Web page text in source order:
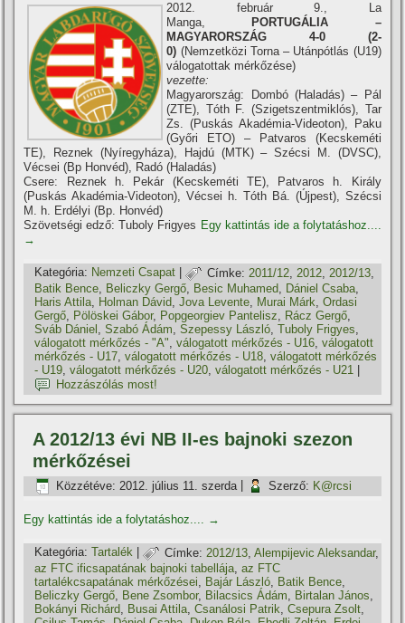
2012. február 9., La
Manga,
PORTUGÁLIA –
MAGYARORSZÁG 4-0 (2-
0) (Nemzetközi Torna – Utánpótlás (U19)
válogatottak mérkőzése)
vezette:
Magyarország: Dombó (Haladás) – Pál
(ZTE), Tóth F. (Szigetszentmiklós), Tar
Zs. (Puskás Akadémia-Videoton), Paku
(Győri ETO) – Patvaros (Kecskeméti
TE), Reznek (Nyí­regyháza), Hajdú (MTK) – Szécsi M. (DVSC),
Vécsei (Bp Honvéd), Radó (Haladás)
Csere: Reznek h. Pekár (Kecskeméti TE), Patvaros h. Király
(Puskás Akadémia-Videoton), Vécsei h. Tóth Bá. (Újpest), Szécsi
M. h. Erdélyi (Bp. Honvéd)
Szövetségi edző: Tuboly Frigyes Egy kattintás ide a folytatáshoz....
→
Kategória: Nemzeti Csapat | Címke: 2011/12 2012 2012/13
Batik Bence, Beliczky Gergő, Besic Muhamed, Dániel Csaba,
Haris Attila, Holman Dávid,Jova Levente, Murai Márk,Ordasi
Gergő, Pölöskei Gábor, Popgeorgiev Pantelisz, Rácz Gergő,
Sváb Dániel ,Szabó Ádám,Szepessy László,Tuboly Frigyes,
válogatott mérkőzés - "A",válogatott mérkőzés - U16,válogatott
mérkőzés - U17,válogatott mérkőzés - U18,válogatott mérkőzés
- U19,válogatott mérkőzés - U20,válogatott mérkőzés - U21
Hozzászólás most!
A 2012/13 évi NB II-es bajnoki szezon
mérkőzései
Közzétéve: 2012. július 11. szerda Szerző: K@rcsi
Egy kattintás ide a folytatáshoz.... →
Kategória: Tartalék | Címke: 2012/13 ,Alempijevic Aleksandar,
az FTC ificsapatának bajnoki tabellája,az FTC
tartalékcsapatának mérkőzései, Bajár László, Batik Bence,
Beliczky Gergő, Bene Zsombor, Bilacsics Ádám, Birtalan János,
Bokányi Richárd, Busai Attila,Csanálosi Patrik,Csepura Zsolt,